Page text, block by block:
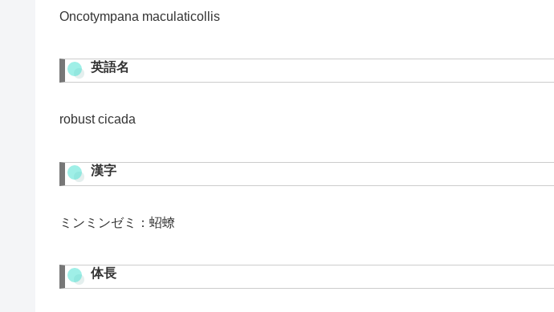
Oncotympana maculaticollis
英語名
robust cicada
漢字
ミンミンゼミ：蛁蟟
体長